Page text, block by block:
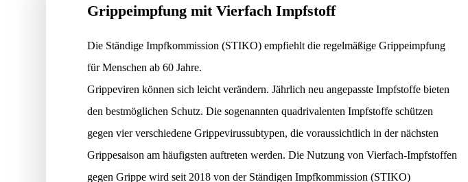
Grippeimpfung mit Vierfach Impfstoff
Die Ständige Impfkommission (STIKO) empfiehlt die regelmäßige Grippeimpfung
für Menschen ab 60 Jahre.
Grippeviren können sich leicht verändern. Jährlich neu angepasste Impfstoffe bieten
den bestmöglichen Schutz. Die sogenannten quadrivalenten Impfstoffe schützen
gegen vier verschiedene Grippevirussubtypen, die voraussichtlich in der nächsten
Grippesaison am häufigsten auftreten werden. Die Nutzung von Vierfach-Impfstoffen
gegen Grippe wird seit 2018 von der Ständigen Impfkommission (STIKO)